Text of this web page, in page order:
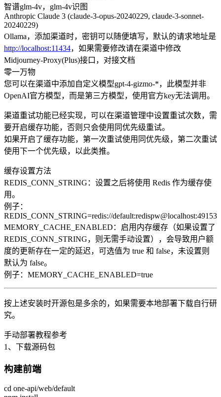
智谱glm-4v，glm-4v识图
Anthropic Claude 3 (claude-3-opus-20240229, claude-3-sonnet-
20240229)
Ollama，添加渠道时，密钥可以随便填写，默认的请求地址是
http://localhost:11434，如果需要修改请在渠道中修改
Midjourney-Proxy(Plus)接口，对接文档
零一万物
您可以在渠道中添加自定义模型gpt-4-gizmo-*，此模型并非
OpenAI官方模型，而是第三方模型，使用官方key无法调用。
渠道重试功能已经实现，可以在渠道管理中设置重试次数，需
要开启缓存功能，否则只会使用同优先级重试。
如果开启了缓存功能，第一次重试使用同优先级，第二次重试
使用下一个优先级，以此类推。
缓存设置方法
REDIS_CONN_STRING：设置之后将使用 Redis 作为缓存使
用。
例子：
REDIS_CONN_STRING=redis://default:redispw@localhost:49153
MEMORY_CACHE_ENABLED：启用内存缓存（如果设置了
REDIS_CONN_STRING，则无需手动设置），会导致用户额
度的更新存在一定的延迟，可选值为 true 和 false，未设置则
默认为 false。
例子：MEMORY_CACHE_ENABLED=true
按上述安装时开源包是多余的，如果需要本地部署下载自行研
究。
手动部署教程参考
1、下载源码包
构建前端
cd one-api/web/default